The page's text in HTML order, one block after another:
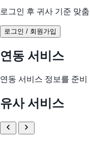
로그인 후 귀사 기준 맞
로그인 / 회원가입
연동 서비스
연동 서비스 정보를 준비
유사 서비스